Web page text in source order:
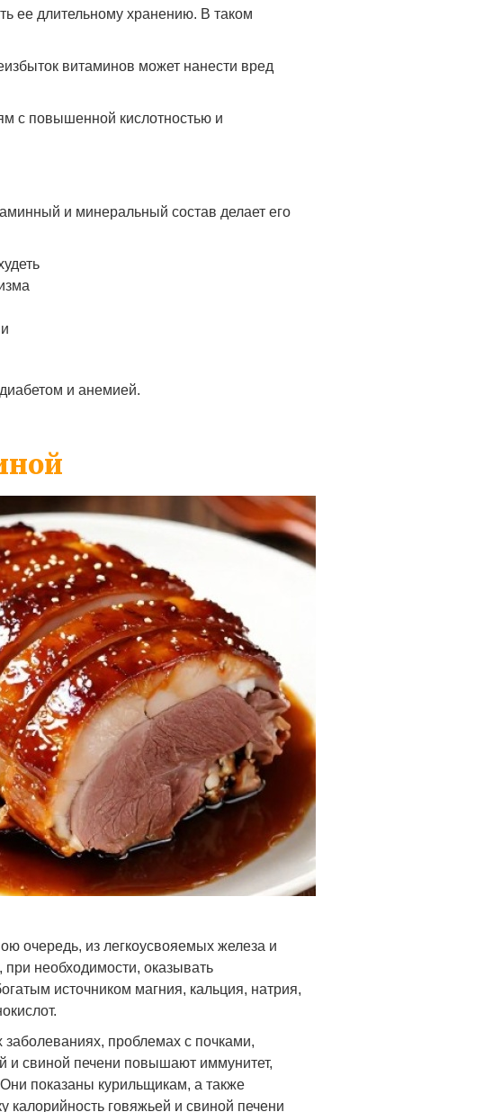
ее длительному хранению. В таком
витаминов может нанести вред
с повышенной кислотностью и
и минеральный состав делает его
и анемией.
очередь, из легкоусвояемых железа и
необходимости, оказывать
источником магния, кальция, натрия,
проблемах с почками,
и свиной печени повышают иммунитет,
показаны курильщикам, а также
говяжьей и свиной печени